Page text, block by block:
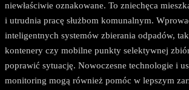
niewłaściwie oznakowane. To zniechęca
i utrudnia pracę służbom komunalnym.
inteligentnych systemów zbierania odpadów,
kontenery czy mobilne punkty selektywnej
poprawić sytuację. Nowoczesne technologie i
monitoring mogą również pomóc w lepszym